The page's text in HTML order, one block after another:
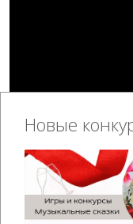
Купить
Новые